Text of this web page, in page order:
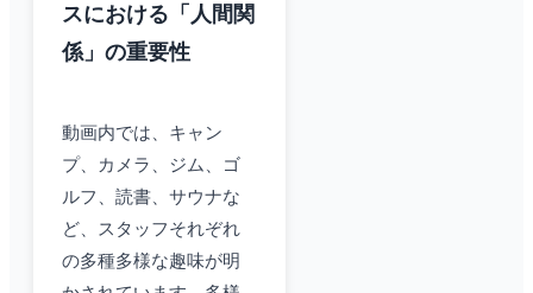
スにおける「人間関
係」の重要性
動画内では、キャン
プ、カメラ、ジム、ゴ
ルフ、読書、サウナな
ど、スタッフそれぞれ
の多種多様な趣味が明